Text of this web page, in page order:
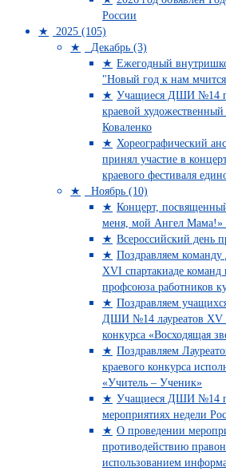
России
2025 (105)
Декабрь (3)
Ежегодный
"Новый год к нам
Учащиеся ДШИ №14
краевой
Коваленко
Хореографический
принял участие в
краевого фестиваля
Ноябрь (10)
Концерт,
меня, мой Ангел Мама!»
Всероссийский день
Поздравляем
XVI спартакиаде
профсоюза работников
Поздравляем
ДШИ №14 лауреатов XV
конкурса «Восходящая
Поздравляем
краевого конкурса
«Учитель – Ученик»
Учащиеся ДШИ №14
мероприятиях недели
О проведении
противодействию
использованием